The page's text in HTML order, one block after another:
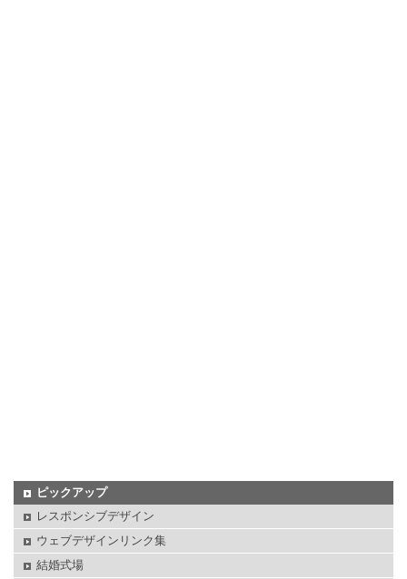
ピックアップ
レスポンシブデザイン
ウェブデザインリンク集
結婚式場